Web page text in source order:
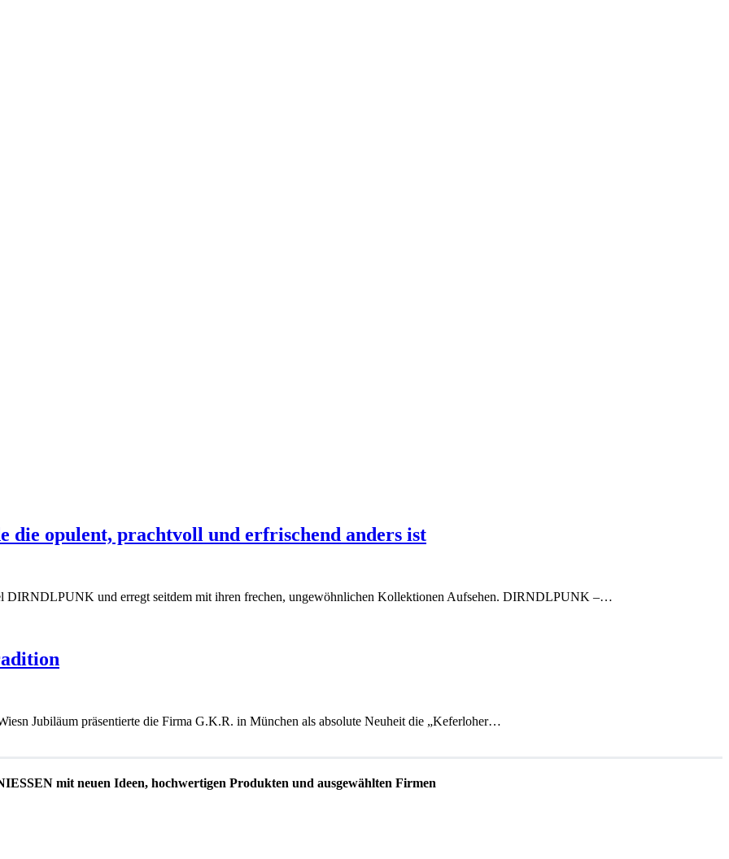
die opulent, prachtvoll und erfrischend anders ist
DIRNDLPUNK und erregt seitdem mit ihren frechen, ungewöhnlichen Kollektionen Aufsehen. DIRNDLPUNK –…
Jubiläum präsentierte die Firma G.K.R. in München als absolute Neuheit die „Keferloher…
mit neuen Ideen, hochwertigen Produkten und ausgewählten Firmen